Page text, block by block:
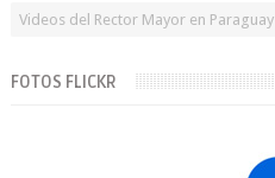
Videos del Rector Mayor en Paraguay
FOTOS FLICKR